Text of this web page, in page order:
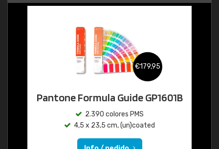
€179,95
Pantone Formula Guide GP1601B
2.390 colores PMS
4,5 x 23,5 cm, (un)coated